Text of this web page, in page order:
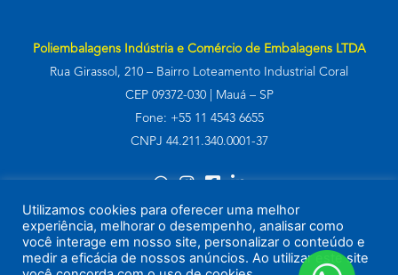
Poliembalagens Indústria e Comércio de Embalagens LTDA
Rua Girassol, 210 – Bairro Loteamento Industrial Coral
CEP 09372-030 | Mauá – SP
Fone: +55 11 4543 6655
CNPJ 44.211.340.0001-37
© 2022 por Criativoria
Utilizamos cookies para oferecer uma melhor
experiência, melhorar o desempenho, analisar como
você interage em nosso site, personalizar o conteúdo e
medir a eficácia de nossos anúncios. Ao utilizar este site